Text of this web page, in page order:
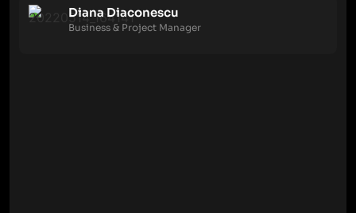
Diana Diaconescu
Business & Project Manager